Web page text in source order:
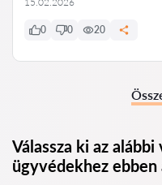
0 0 20
Válassza ki az
ügyvédekhez ebben